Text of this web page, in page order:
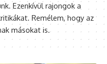
Ezenkívül rajongok a
Remélem, hogy az
másokat is.